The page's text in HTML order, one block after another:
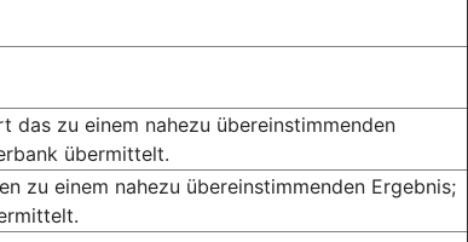
das zu einem nahezu übereinstimmenden
übermittelt.
zu einem nahezu übereinstimmenden Ergebnis;